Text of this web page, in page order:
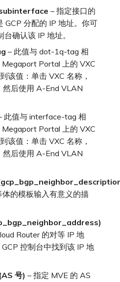
– 指定接口的
GCP 分配的 IP 地址。你可
台确认该 IP 地址。
– 此值与 dot-1q-tag 相
Megaport Portal 上的 VXC
该值：单击 VXC 名称，
然后使用 A-End VLAN
此值与 interface-tag 相
Megaport Portal 上的 VXC
该值：单击 VXC 名称，
然后使用 A-End VLAN
体的模板输入有意义的描
Router 的对等 IP 地
控制台中找到该 IP 地
号) – 指定 MVE 的 AS